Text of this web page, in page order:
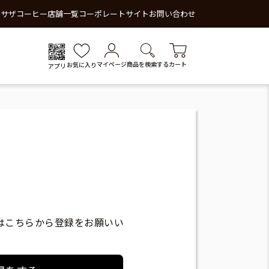
ザコーヒー店舗一覧コーポレートサイトお問い合わせ
アプリ お気に入り マイページ商品を検索するカート
ちらから登録をお願いい